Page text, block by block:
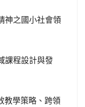
神之國小社會領
課程設計與發
教學策略、跨領